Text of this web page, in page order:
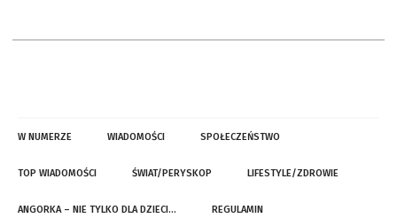
W NUMERZE WIADOMOŚCI SPOŁECZEŃSTWO
TOP WIADOMOŚCI ŚWIAT/PERYSKOP LIFESTYLE/ZDROWIE
ANGORKA – NIE TYLKO DLA DZIECI… REGULAMIN